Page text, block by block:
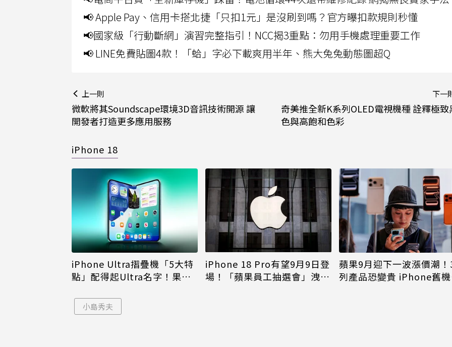
📢 Apple Pay、信用卡搭北捷「只扣1元」是沒刷到嗎？官方曝扣款規則秒懂
📢國家級「行動斷網」演習完整指引！NCC揭3重點：勿用手機處理重要工作
📢 LINE免費貼圖4款！「蛤」字必下載爽用半年、熊大兔兔動態圖超Q
上一則
微軟將其Soundscape環境3D音訊技術開源 讓
開發者打造更多應用服務
下一
奇美推全新K系列OLED電視機種 詮釋極致
色與高飽和色彩
iPhone 18
iPhone Ultra摺疊機「5大特
點」配得起Ultra名字！果粉
iPhone 18 Pro有望9月9日登
場！「蘋果員工抽選會」洩端
蘋果9月迎下一波漲價潮！
列產品恐變貴 iPhone舊機
小島秀夫